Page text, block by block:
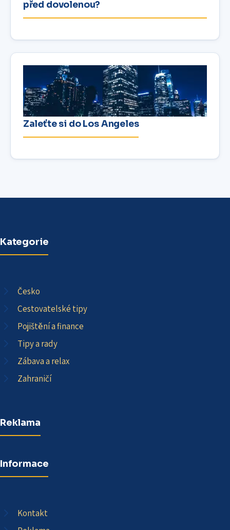
před dovolenou?
Zaleťte si do Los Angeles
Kategorie
Česko
Cestovatelské tipy
Pojištění a finance
Tipy a rady
Zábava a relax
Zahraničí
Reklama
Informace
Kontakt